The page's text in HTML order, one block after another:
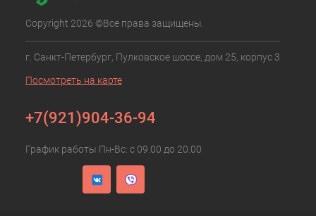
Copyright 2026 ©Все права защищены.
г. Санкт-Петербург, Пулковское шоссе, дом 25, корпус 3
Посмотреть на карте
+7(921)904-36-94
График работы Пн-Вс: с 09.00 до 20.00